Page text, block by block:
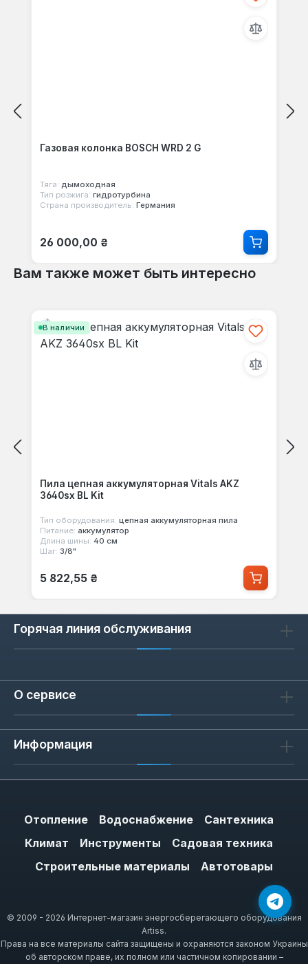
Газовая колонка BOSCH WRD 2 G
Тяга: дымоходная
Тип розжига: гидротурбина
Страна производитель: Германия
Обычная цена:
26 000,00 ₴
Вам также может быть интересно
В наличии
Пила цепная аккумуляторная Vitals AKZ
3640sx BL Kit
Тип оборудования: цепная аккумуляторная пила
Питание: аккумулятор
Длина шины: 40 см
Шаг: 3/8"
Обычная цена:
5 822,55 ₴
Горячая линия обслуживания
О сервисе
Информация
Отопление Водоснабжение
Сантехника
Климат
Инструменты
Садовая техника
Строительные материалы
Автотовары
© 2009 - 2026 Интернет-магазин энергосберегающего оборудования
Artiss.
Права на все материалы сайта защищены и охраняются законом Украины
об авторском праве, их полном или частичном копировании –